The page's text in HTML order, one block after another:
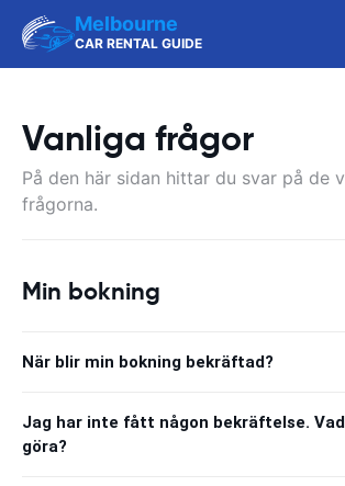
Melbourne
CAR RENTAL GUIDE
Vanliga frågor
På den här sidan hittar du svar på de
frågorna.
Min bokning
När blir min bokning bekräftad?
Jag har inte fått någon bekräftelse.
göra?